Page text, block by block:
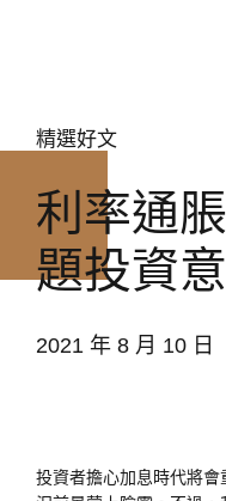
精選好文
利率通
題投資
2021 年 8 月 10 日
投資者擔心加息時代將